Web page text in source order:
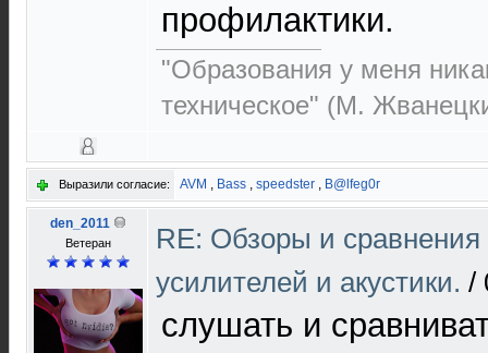
профилактики.
"Образования у меня
техническое" (М.
Выразили согласие: AVM , Bass , speedster , B@lfeg0r
den_2011
Ветеран
RE: Обзоры и
усилителей и акустики. /
слушать и